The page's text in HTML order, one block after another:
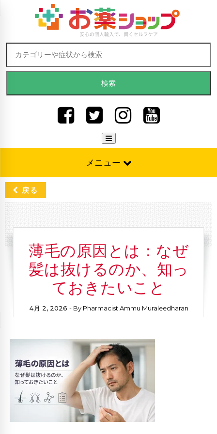
Skip to content
検索:
メニュー
戻る
薄毛の原因とは：なぜ
髪は抜けるのか、知っ
ておきたいこと
4月 2, 2026 - By Pharmacist Ammu Muraleedharan